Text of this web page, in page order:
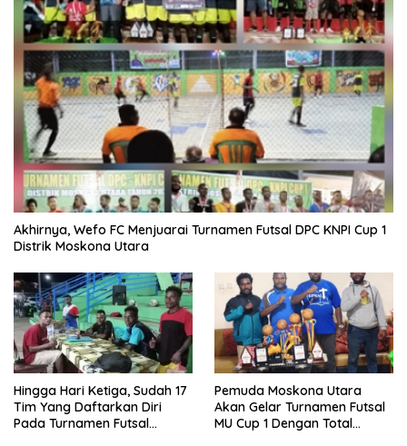
Akhirnya, Wefo FC Menjuarai Turnamen Futsal DPC KNPI Cup 1
Distrik Moskona Utara
Hingga Hari Ketiga, Sudah 17
Tim Yang Daftarkan Diri
Pada Turnamen Futsal
Pemuda Moskona Utara
Akan Gelar Turnamen Futsal
MU Cup 1 Dengan Total